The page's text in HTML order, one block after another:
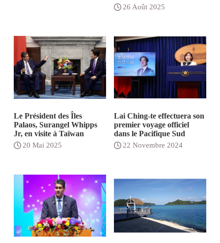
26 Août 2025
Le Président des Îles
Palaos, Surangel Whipps
Jr, en visite à Taïwan
20 Mai 2025
Lai Ching-te effectuera son
premier voyage officiel
dans le Pacifique Sud
22 Novembre 2024